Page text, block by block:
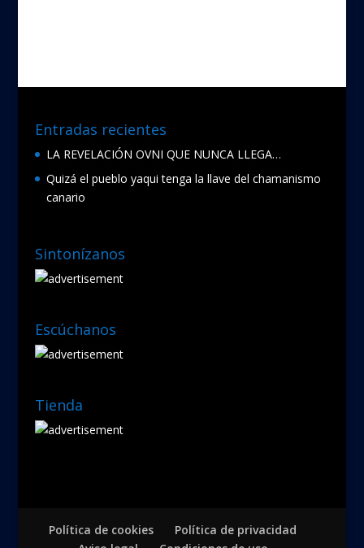
Entradas recientes
LA REVELACIÓN OVNI QUE NUNCA LLEGA…
Quizá el pueblo yaqui tenga la llave del chamanismo
canario
Sintonízanos
Escúchanos
Tienda
Política de cookies
Política de privacidad